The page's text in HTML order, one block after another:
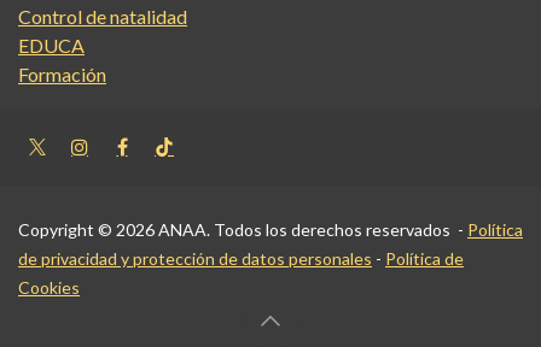
Control de natalidad
EDUCA
Formación
Copyright © 2026 ANAA. Todos los derechos reservados - Política
de privacidad y protección de datos personales - Política de
Cookies